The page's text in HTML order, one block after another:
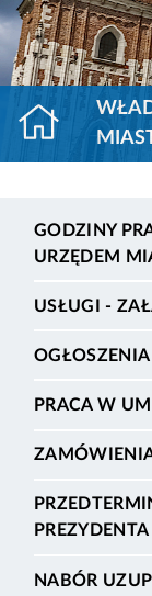
GODZINY
URZĘDEM
USŁUGI -
PRACA W
NABÓR